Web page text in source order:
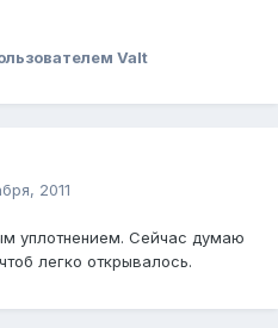
Valt
2011
уплотнением. Сейчас думаю
легко открывалось.